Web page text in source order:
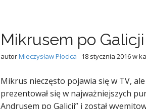
Mikrusem po Galicji
autorMieczysław Płocica 18 stycznia 2016w
Mikrus nieczęsto pojawia się w TV,
prezentował się w najważniejszych
Andrusem po Galicji” i został